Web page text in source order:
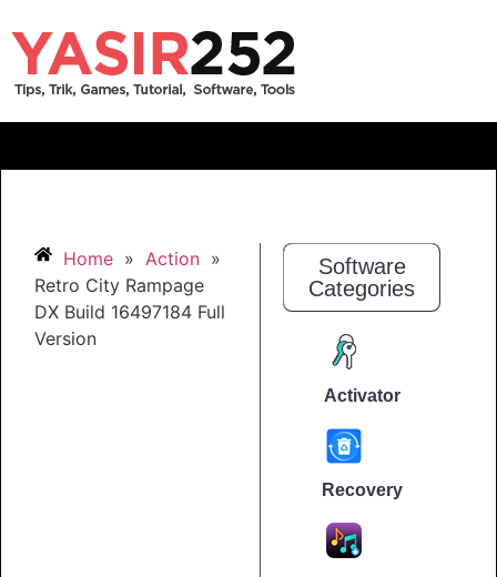
Home » Action »
Retro City Rampage
DX Build 16497184 Full
Version
Software
Categories
Activator
Recovery